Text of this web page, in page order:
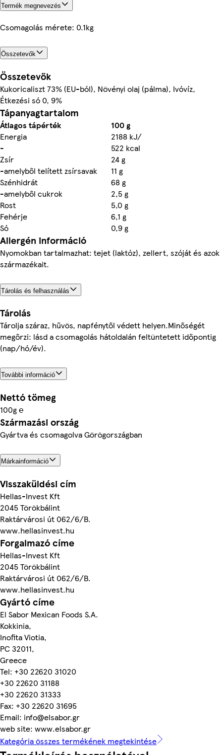
Termék megnevezés
Csomagolás mérete: 0.1kg
Összetevők
Összetevők
Kukoricaliszt 73% (EU-ból), Növényi olaj (pálma), Ivóvíz,
Étkezési só 0, 9%
Tápanyagtartalom
Átlagos tápérték
100 g
Energia
2188 kJ/
-
522 kcal
Zsír
24 g
-amelyből telített zsírsavak
11 g
Szénhidrát
68 g
-amelyből cukrok
2,5 g
Rost
5,0 g
Fehérje
6,1 g
Só
0,9 g
Allergén információ
Nyomokban tartalmazhat: tejet (laktóz), zellert, szóját és azok
származékait.
Tárolás és felhasználás
Tárolás
Tárolja száraz, hűvös, napfénytől védett helyen.Minőségét
megőrzi: lásd a csomagolás hátoldalán feltüntetett időpontig
(nap/hó/év).
További információ
Nettó tömeg
100g ℮
Származási ország
Gyártva és csomagolva Görögországban
Márkainformáció
Visszaküldési cím
Hellas-Invest Kft
2045 Törökbálint
Raktárvárosi út 062/6/B.
www.hellasinvest.hu
Forgalmazó címe
Hellas-Invest Kft
2045 Törökbálint
Raktárvárosi út 062/6/B.
www.hellasinvest.hu
Gyártó címe
El Sabor Mexican Foods S.A.
Kokkinia,
Inofita Viotia,
PC 32011,
Greece
Tel: +30 22620 31020
+30 22620 31188
+30 22620 31333
Fax: +30 22620 31695
Email: info@elsabor.gr
web site: www.elsabor.gr
Kategória összes termékének megtekintése